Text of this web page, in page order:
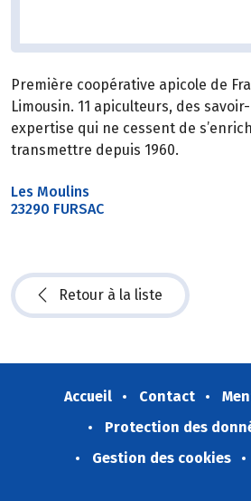
Première coopérative apicole de
Limousin. 11 apiculteurs, des
expertise qui ne cessent de
transmettre depuis 1960.
Les Moulins
23290 FURSAC
Retour à la liste
Accueil Contact
Protection des
Gestion des cookies